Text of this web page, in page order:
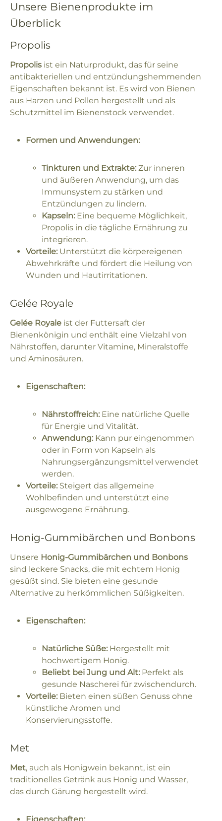
Unsere Bienenprodukte im
Überblick
Propolis
Propolis ist ein Naturprodukt, das für seine
antibakteriellen und entzündungshemmenden
Eigenschaften bekannt ist. Es wird von Bienen
aus Harzen und Pollen hergestellt und als
Schutzmittel im Bienenstock verwendet.
Formen und Anwendungen:
Tinkturen und Extrakte: Zur inneren
und äußeren Anwendung, um das
Immunsystem zu stärken und
Entzündungen zu lindern.
Kapseln: Eine bequeme Möglichkeit,
Propolis in die tägliche Ernährung zu
integrieren.
Vorteile: Unterstützt die körpereigenen
Abwehrkräfte und fördert die Heilung von
Wunden und Hautirritationen.
Gelée Royale
Gelée Royale ist der Futtersaft der
Bienenkönigin und enthält eine Vielzahl von
Nährstoffen, darunter Vitamine, Mineralstoffe
und Aminosäuren.
Eigenschaften:
Nährstoffreich: Eine natürliche Quelle
für Energie und Vitalität.
Anwendung: Kann pur eingenommen
oder in Form von Kapseln als
Nahrungsergänzungsmittel verwendet
werden.
Vorteile: Steigert das allgemeine
Wohlbefinden und unterstützt eine
ausgewogene Ernährung.
Honig-Gummibärchen und Bonbons
Unsere Honig-Gummibärchen und Bonbons
sind leckere Snacks, die mit echtem Honig
gesüßt sind. Sie bieten eine gesunde
Alternative zu herkömmlichen Süßigkeiten.
Eigenschaften:
Natürliche Süße: Hergestellt mit
hochwertigem Honig.
Beliebt bei Jung und Alt: Perfekt als
gesunde Nascherei für zwischendurch.
Vorteile: Bieten einen süßen Genuss ohne
künstliche Aromen und
Konservierungsstoffe.
Met
Met, auch als Honigwein bekannt, ist ein
traditionelles Getränk aus Honig und Wasser,
das durch Gärung hergestellt wird.